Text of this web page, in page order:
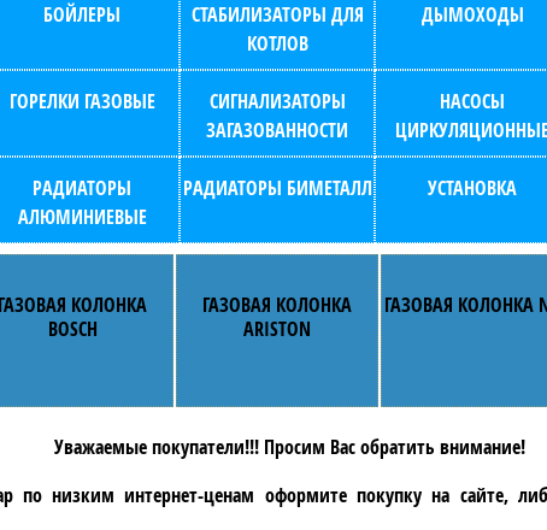
БОЙЛЕРЫ
СТАБИЛИЗАТОРЫ ДЛЯ
КОТЛОВ
ДЫМОХОДЫ
ГОРЕЛКИ ГАЗОВЫЕ
СИГНАЛИЗАТОРЫ
ЗАГАЗОВАННОСТИ
НАСОСЫ
РАДИАТОРЫ
АЛЮМИНИЕВЫЕ
РАДИАТОРЫ БИМЕТАЛЛ УСТАНОВКА
ГАЗОВАЯ КОЛОНКА
BOSCH
ГАЗОВАЯ КОЛОНКА
ARISTON
ГАЗОВАЯ КОЛОНКА
Уважаемые покупатели!!! Просим Вас обратить внимание!
по низким интернет-ценам оформите покупку на сайте,